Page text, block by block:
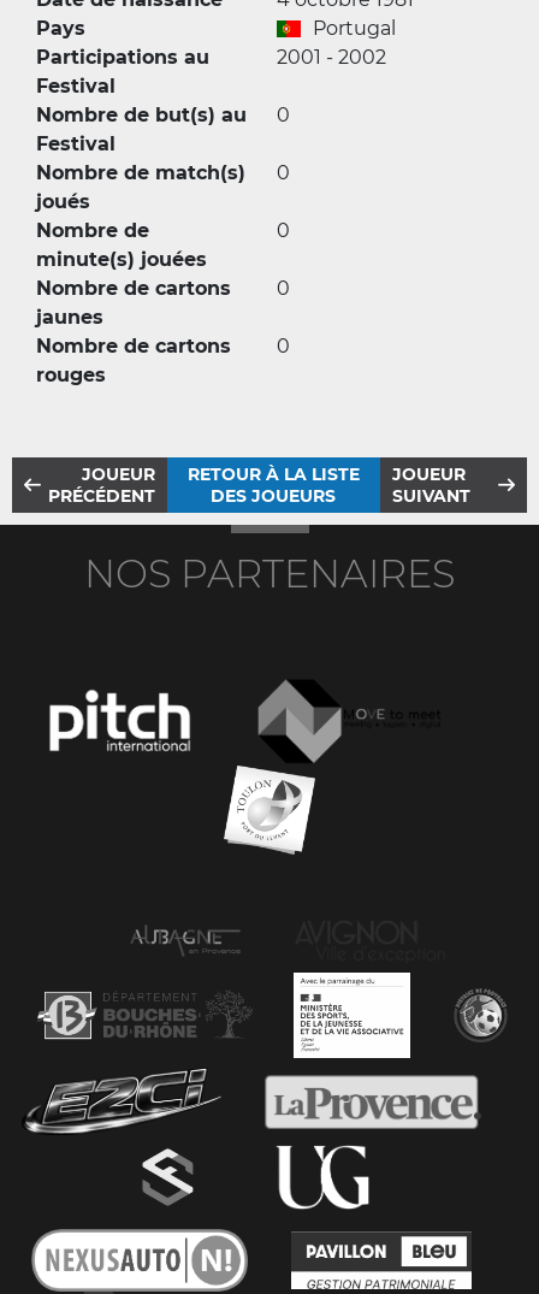
Pays
Portugal
Participations au
Festival
2001 - 2002
Nombre de but(s) au
Festival
0
Nombre de match(s)
joués
0
Nombre de
minute(s) jouées
0
Nombre de cartons
jaunes
0
Nombre de cartons
rouges
0
JOUEUR
PRÉCÉDENT
RETOUR À LA LISTE
DES JOUEURS
JOUEUR
SUIVANT
NOS PARTENAIRES